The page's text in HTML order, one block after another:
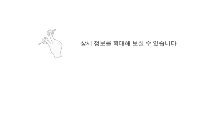
상세 정보를 확대해 보실 수 있습니다.